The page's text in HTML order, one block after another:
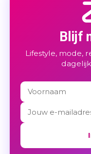
Blijf
Lifestyle, mode,